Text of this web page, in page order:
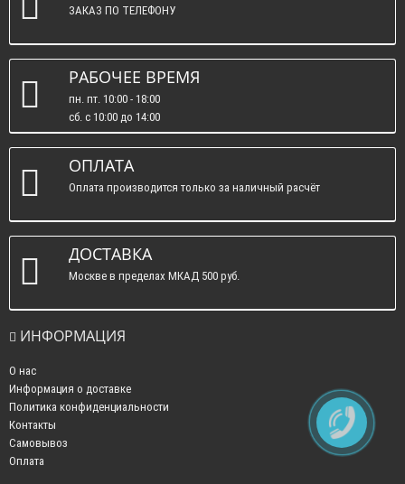
ЗАКАЗ ПО ТЕЛЕФОНУ
РАБОЧЕЕ ВРЕМЯ
пн. пт. 10:00 - 18:00
сб. c 10:00 до 14:00
вс. : выходные.
ОПЛАТА
Оплата производится только за наличный расчёт
ДОСТАВКА
Москве в пределах МКАД 500 руб.
ИНФОРМАЦИЯ
О нас
Информация о доставке
Политика конфиденциальности
Контакты
Самовывоз
Оплата